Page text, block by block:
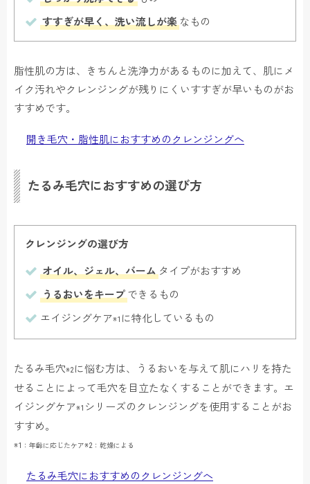
すすぎが早く、洗い流しが楽 なもの
脂性肌の方は、きちんと洗浄力があるものに加えて、肌にメ
イク汚れやクレンジングが残りにくいすすぎが早いものがお
すすめです。
開き毛穴・脂性肌におすすめのクレンジングへ
たるみ毛穴におすすめの選び方
クレンジングの選び方
オイル、ジェル、バーム タイプがおすすめ
うるおいをキープ できるもの
エイジングケア※1 に特化しているもの
たるみ毛穴※2 に悩む方は、うるおいを与えて肌にハリを持た
せることによって毛穴を目立たなくすることができます。エ
イジングケア※1 シリーズのクレンジングを使用することがお
すすめ。
※1：年齢に応じたケア※2：乾燥による
たるみ毛穴におすすめのクレンジングへ